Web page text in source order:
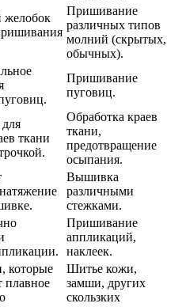
желобок
Пришивание
различных типов
молний (скрытых,
обычных).
Пришивание
пуговиц.
ткани
Обработка краев
ткани,
предотвращение
осыпания.
Вышивка
различными
стежками.
Пришивание
аппликаций,
наклеек.
которые
плавное
Шитье кожи,
замши, других
скользких